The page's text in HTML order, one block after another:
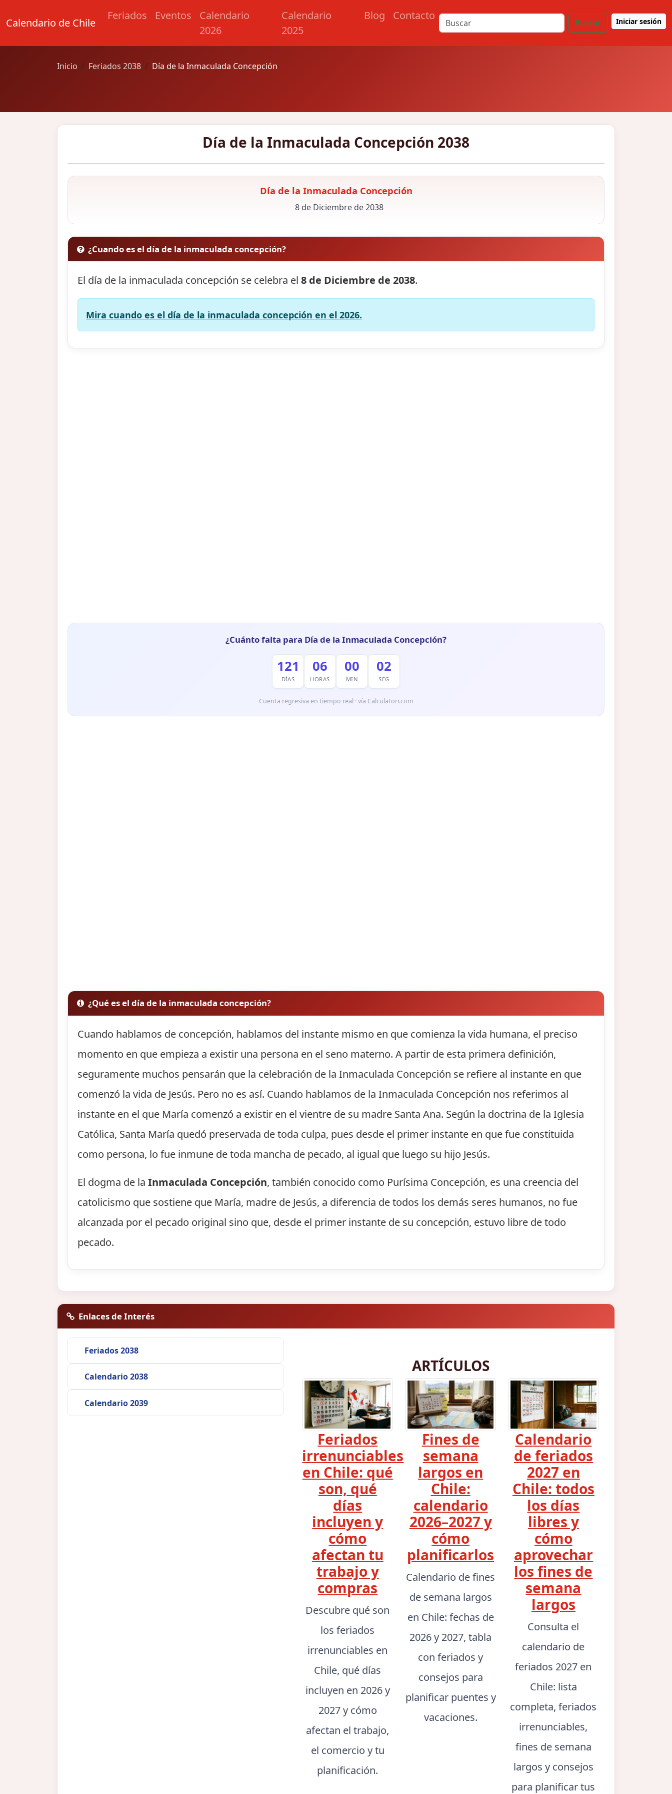
Calendario de Chile
Feriados Eventos
Calendario
2026
Calendario
2025
Blog Contacto
Buscar Iniciar sesión
Inicio Feriados 2038 Día de la Inmaculada Concepción
Día de la Inmaculada Concepción 2038
Día de la Inmaculada Concepción
8 de Diciembre de 2038
¿Cuando es el día de la inmaculada concepción?
El día de la inmaculada concepción se celebra el8 de Diciembre de 2038.
Mira cuando es el día de la inmaculada concepción en el 2026.
¿Cuánto falta para Día de la Inmaculada Concepción?
121
DÍAS
06
HORAS
00
MIN
01
SEG
Cuenta regresiva en tiempo real · vía Calculatorr.com
¿Qué es el día de la inmaculada concepción?
Cuando hablamos de concepción, hablamos del instante mismo en que comienza la vida humana, el preciso
momento en que empieza a existir una persona en el seno materno. A partir de esta primera definición,
seguramente muchos pensarán que la celebración de la Inmaculada Concepción se refiere al instante en que
comenzó la vida de Jesús. Pero no es así. Cuando hablamos de la Inmaculada Concepción nos referimos al
instante en el que María comenzó a existir en el vientre de su madre Santa Ana. Según la doctrina de la Iglesia
Católica, Santa María quedó preservada de toda culpa, pues desde el primer instante en que fue constituida
como persona, lo fue inmune de toda mancha de pecado, al igual que luego su hijo Jesús.
El dogma de laInmaculada Concepción, también conocido como Purísima Concepción, es una creencia del
catolicismo que sostiene que María, madre de Jesús, a diferencia de todos los demás seres humanos, no fue
alcanzada por el pecado original sino que, desde el primer instante de su concepción, estuvo libre de todo
pecado.
Enlaces de Interés
Feriados 2038
Calendario 2038
Calendario 2039
ARTÍCULOS
Feriados
irrenunciables
en Chile: qué
son, qué
días
incluyen y
cómo
afectan tu
trabajo y
compras
Descubre qué son
los feriados
irrenunciables en
Chile, qué días
incluyen en 2026 y
2027 y cómo
afectan el trabajo,
el comercio y tu
planificación.
Fines de
semana
largos en
Chile:
calendario
2026–2027 y
cómo
planificarlos
Calendario de fines
de semana largos
en Chile: fechas de
2026 y 2027, tabla
con feriados y
consejos para
planificar puentes y
vacaciones.
Calendario
de feriados
2027 en
Chile: todos
los días
libres y
cómo
aprovechar
los fines de
semana
largos
Consulta el
calendario de
feriados 2027 en
Chile: lista
completa, feriados
irrenunciables,
fines de semana
largos y consejos
para planificar tus